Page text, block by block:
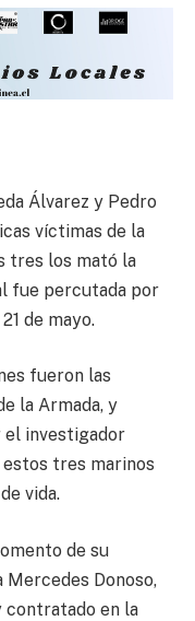
Álvarez y Pedro
víctimas de la
tres los mató la
fue percutada por
de mayo.
fueron las
la Armada, y
el investigador
tres marinos
vida.
de su
Mercedes Donoso,
contratado en la